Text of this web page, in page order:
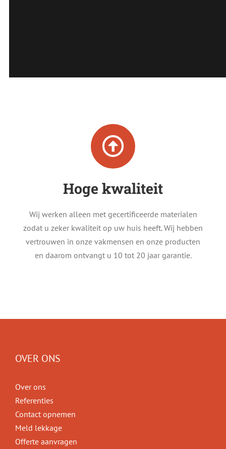
Hoge kwaliteit
Wij werken alleen met gecertificeerde materialen
zodat u zeker kwaliteit op uw huis heeft. Wij hebben
vertrouwen in onze vakmensen en onze producten
en daarom ontvangt u 10 tot 20 jaar garantie.
OVER ONS
Over ons
Referenties
Contact opnemen
Meld lekkage
Offerte aanvragen